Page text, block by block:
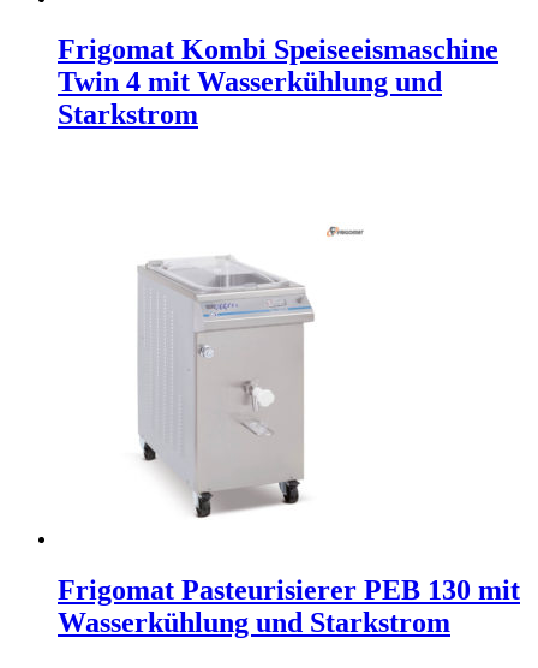
Frigomat Kombi Speiseeismaschine
Twin 4 mit Wasserkühlung und
Starkstrom
Frigomat Pasteurisierer PEB 130 mit
Wasserkühlung und Starkstrom